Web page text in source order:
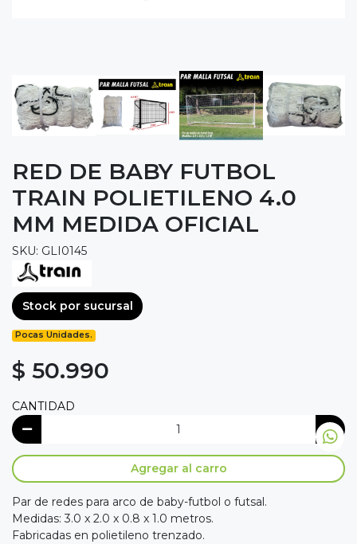
RED DE BABY FUTBOL
TRAIN POLIETILENO 4.0
MM MEDIDA OFICIAL
SKU: GLI0145
Stock por sucursal
Pocas Unidades.
$ 50.990
CANTIDAD
Agregar al carro
Par de redes para arco de baby-futbol o futsal.
Medidas: 3.0 x 2.0 x 0.8 x 1.0 metros.
Fabricadas en polietileno trenzado.